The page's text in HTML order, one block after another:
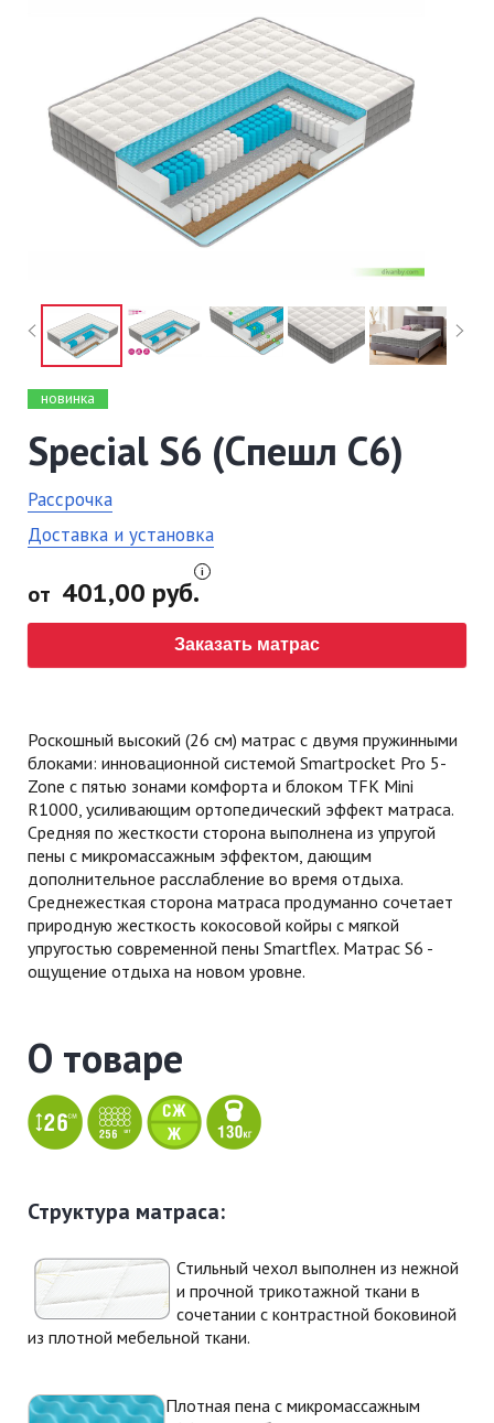
новинка
Special S6 (Спешл C6)
Рассрочка
Доставка и установка
от 401,00 руб.
Заказать матрас
Роскошный высокий (26 см) матрас с двумя пружинными
блоками: инновационной системой Smartpocket Pro 5-
Zone с пятью зонами комфорта и блоком TFK Mini
R1000, усиливающим ортопедический эффект матраса.
Средняя по жесткости сторона выполнена из упругой
пены с микромассажным эффектом, дающим
дополнительное расслабление во время отдыха.
Среднежесткая сторона матраса продуманно сочетает
природную жесткость кокосовой койры с мягкой
упругостью современной пены Smartflex. Матрас S6 -
ощущение отдыха на новом уровне.
О товаре
Структура матраса:
Стильный чехол выполнен из нежной
и прочной трикотажной ткани в
сочетании с контрастной боковиной
из плотной мебельной ткани.
Плотная пена с микромассажным